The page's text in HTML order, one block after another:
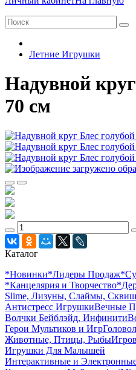
Летние Игрушки
Надувной
70 см
Каталог
*Новинки*Лидеры Продаж
*Канцелярия и Творчество
Slime, Лизуны, Слаймы,
Антистресс ИгрушкиВечные
Волчки Бейблэйд, Инфинити
Герои Мультиков и Игр
Животные, Птицы, Рыбы
Игрушки Для Малышей
Интерактивные и